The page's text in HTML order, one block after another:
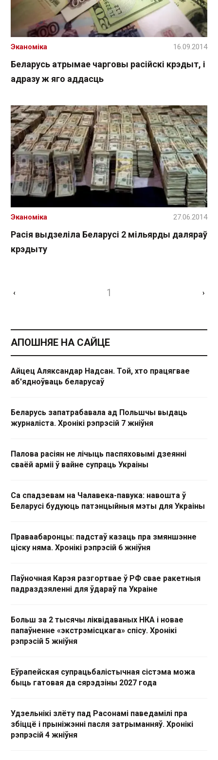
Беларусь атрымае чарговы расійскі крэдыт, і
адразу ж яго аддасць
Эканоміка 16.09.2014
Расія выдзеліла Беларусі 2 мільярды даляраў
крэдыту
Эканоміка 27.06.2014
‹ 1 ›
АПОШНЯЕ НА САЙЦЕ
Айцец Аляксандар Надсан. Той, хто працягвае
аб'ядноўваць беларусаў
Беларусь запатрабавала ад Польшчы выдаць
журналіста. Хронікі рэпрэсій 7 жніўня
Палова расіян не лічыць паспяховымі дзеянні
сваёй арміі ў вайне супраць Украіны
Са спадзевам на Чалавека-павука: навошта ў
Беларусі будуюць патэнцыйныя мэты для Украіны
Праваабаронцы: падстаў казаць пра змяншэнне
ціску няма. Хронікі рэпрэсій 6 жніўня
Паўночная Карэя разгортвае ў РФ свае ракетныя
падраздзяленні для ўдараў па Украіне
Больш за 2 тысячы ліквідаваных НКА і новае
папаўненне «экстрэмісцкага» спісу. Хронікі
рэпрэсій 5 жніўня
Еўрапейская супрацьбалістычная сістэма можа
быць гатовая да сярэдзіны 2027 года
Удзельнікі злёту пад Расонамі паведамілі пра
збіццё і прыніжэнні пасля затрыманняў. Хронікі
рэпрэсій 4 жніўня